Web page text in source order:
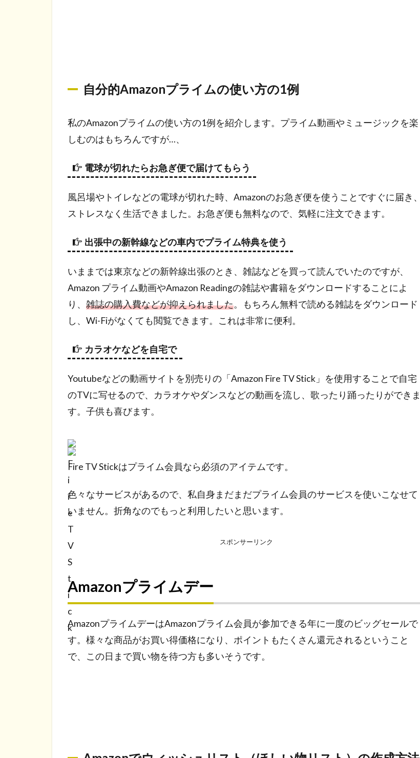
自分的Amazonプライムの使い方の1例
私のAmazonプライムの使い方の1例を紹介します。プライム動画やミュージックを楽
しむのはもちろんですが…、
電球が切れたらお急ぎ便で届けてもらう
風呂場やトイレなどの電球が切れた時、Amazonのお急ぎ便を使うことですぐに届き、
ストレスなく生活できました。お急ぎ便も無料なので、気軽に注文できます。
出張中の新幹線などの車内でプライム特典を使う
いままでは東京などの新幹線出張のとき、雑誌などを買って読んでいたのですが、
Amazon プライム動画やAmazon Readingの雑誌や書籍をダウンロードすることによ
り、 雑誌の購入費などが抑えられました。もちろん無料で読める雑誌をダウンロード
し、Wi-Fiがなくても閲覧できます。これは非常に便利。
カラオケなどを自宅で
Youtubeなどの動画サイトを別売りの「Amazon Fire TV Stick」を使用することで自宅
のTVに写せるので、カラオケやダンスなどの動画を流し、歌ったり踊ったりができま
す。子供も喜びます。
Fire TV Stickはプライム会員なら必須のアイテムです。
色々なサービスがあるので、私自身まだまだプライム会員のサービスを使いこなせて
いません。折角なのでもっと利用したいと思います。
スポンサーリンク
Amazonプライムデー
AmazonプライムデーはAmazonプライム会員が参加できる年に一度のビッグセールで
す。様々な商品がお買い得価格になり、ポイントもたくさん還元されるということ
で、この日まで買い物を待つ方も多いそうです。